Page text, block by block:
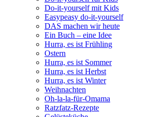
Do-it-yourself mit Kids
Easypeasy do-it-yourself
DAS machen wir heute
Ein Buch – eine Idee
Hurra, es ist Frühling
Ostern
Hurra, es ist Sommer
Hurra, es ist Herbst
Hurra, es ist Winter
Weihnachten
Oh-la-la-für-Omama
Ratzfatz-Rezepte